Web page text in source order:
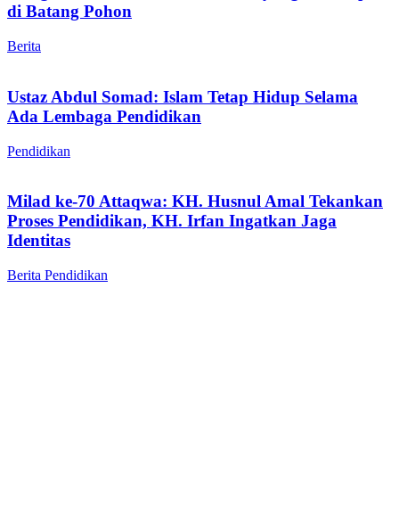
di Batang Pohon
Berita
Ustaz Abdul Somad: Islam Tetap Hidup Selama
Ada Lembaga Pendidikan
Pendidikan
Milad ke-70 Attaqwa: KH. Husnul Amal Tekankan
Proses Pendidikan, KH. Irfan Ingatkan Jaga
Identitas
Berita Pendidikan